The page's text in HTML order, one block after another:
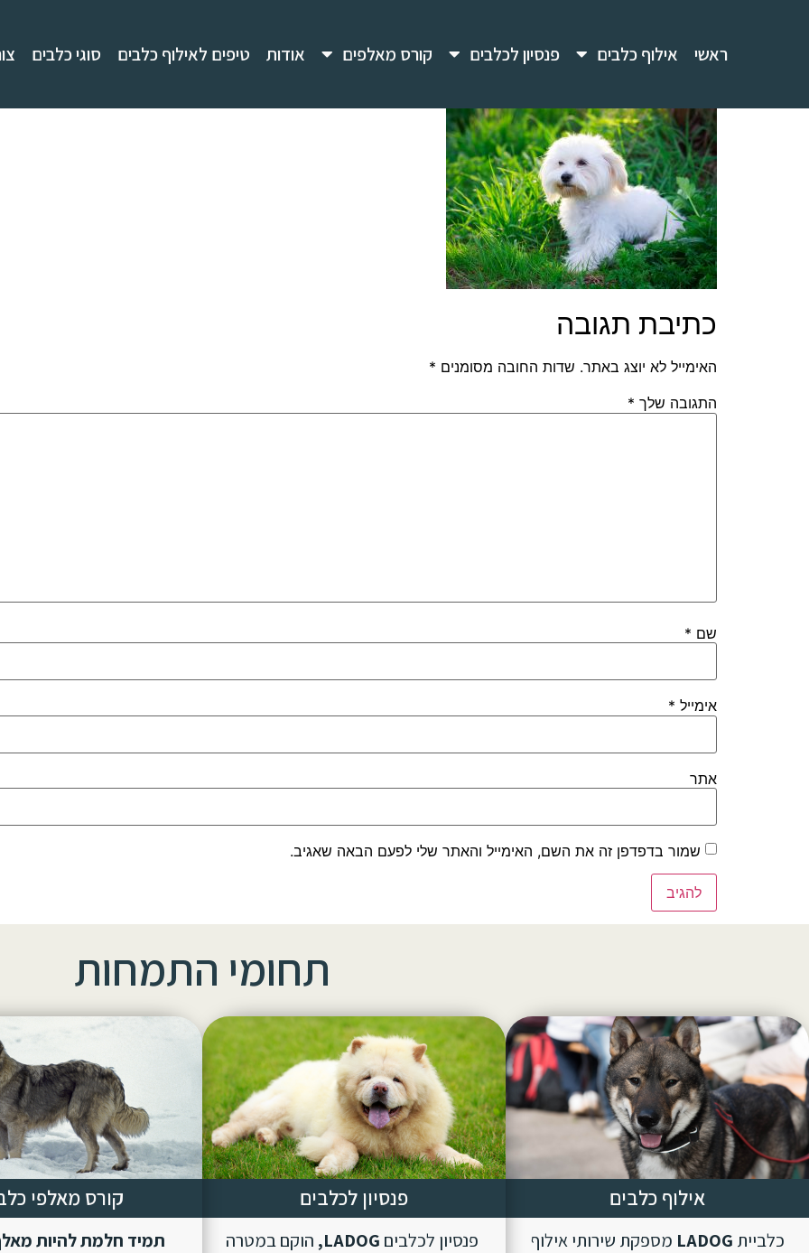
ראשי אילוף כלבים פנסיון לכלבים קורס מאלפים אודות טיפים לאילוף כלבים סוגי כלבים
כתיבת תגובה
האימייל לא יוצג באתר. שדות החובה מסומנים *
התגובה שלך *
שם *
אימייל *
אתר
שמור בדפדפן זה את השם, האימייל והאתר שלי לפעם הבאה שאגיב.
תחומי התמחות
אילוף כלבים
כלביית LADOG מספקת שירותי אילוף
פנסיון לכלבים
פנסיון לכלבים LADOG, הוקם במטרה
קורס מאלפי
תמיד חלמת להיות